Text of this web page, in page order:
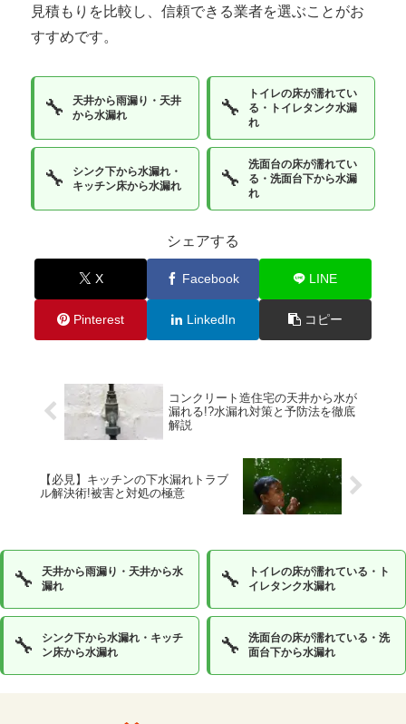
見積もりを比較し、信頼できる業者を選ぶことがお
すすめです。
🔧
天井から雨漏り・天井
から水漏れ
🔧
トイレの床が濡れてい
る・トイレタンク水漏
れ
🔧
シンク下から水漏れ・
キッチン床から水漏れ
🔧
洗面台の床が濡れてい
る・洗面台下から水漏
れ
シェアする
X Facebook LINE
Pinterest LinkedIn コピー
コンクリート造住宅の天井から水が
漏れる!?水漏れ対策と予防法を徹底
解説
【必見】キッチンの下水漏れトラブ
ル解決術!被害と対処の極意
🔧
天井から雨漏り・天井から水
漏れ
🔧
トイレの床が濡れている・ト
イレタンク水漏れ
🔧
シンク下から水漏れ・キッチ
ン床から水漏れ
🔧
洗面台の床が濡れている・洗
面台下から水漏れ